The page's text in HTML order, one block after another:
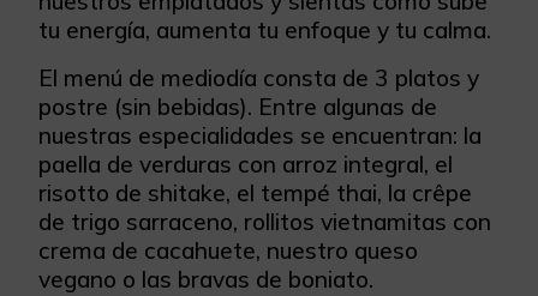
tu energía, aumenta tu enfoque y tu calma.
El menú de mediodía consta de 3 platos y
postre (sin bebidas). Entre algunas de
nuestras especialidades se encuentran: la
paella de verduras con arroz integral, el
risotto de shitake, el tempé thai, la crêpe
de trigo sarraceno, rollitos vietnamitas con
crema de cacahuete, nuestro queso
vegano o las bravas de boniato.